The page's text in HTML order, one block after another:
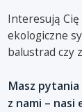
Interesują Cię
ekologiczne
balustrad czy
Masz
z nami – nasi